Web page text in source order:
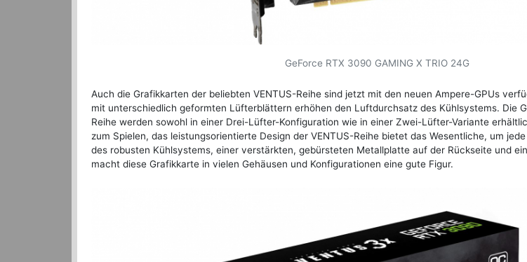
GeForce RTX 3090 GAMING X TRIO 24G
Auch die Grafikkarten der beliebten VENTUS-Reihe sind jetzt mit den neuen Ampere-GPUs
mit unterschiedlich geformten Lüfterblättern erhöhen den Luftdurchsatz des Kühlsystems. Die
Reihe werden sowohl in einer Drei-Lüfter-Konfiguration wie in einer Zwei-Lüfter-Variante
zum Spielen, das leistungsorientierte Design der VENTUS-Reihe bietet das Wesentliche, um
des robusten Kühlsystems, einer verstärkten, gebürsteten Metallplatte auf der Rückseite und
macht diese Grafikkarte in vielen Gehäusen und Konfigurationen eine gute Figur.